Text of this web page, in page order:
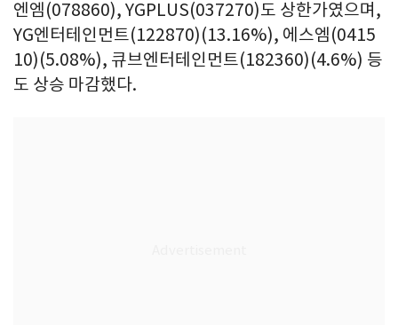
엔엠(078860), YGPLUS(037270)도 상한가였으며,
YG엔터테인먼트(122870)(13.16%), 에스엠(0415
10)(5.08%), 큐브엔터테인먼트(182360)(4.6%) 등
도 상승 마감했다.